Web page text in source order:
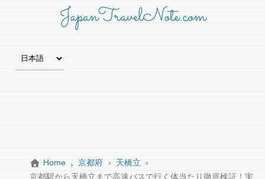
JapanTravelNote.com
Home 京都府
天橋立
京都駅から天橋立まで高速バスで行く体当たり徹底検証！実